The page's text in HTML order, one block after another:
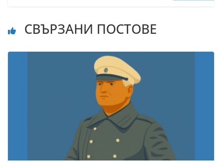
СВЪРЗАНИ ПОСТОВЕ